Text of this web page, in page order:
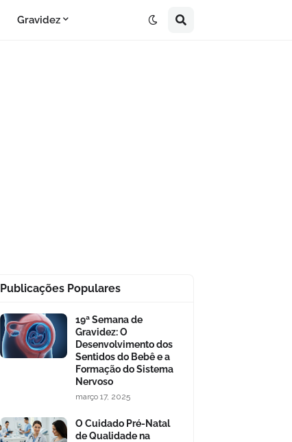
Gravidez
Publicações Populares
19ª Semana de
Gravidez: O
Desenvolvimento dos
Sentidos do Bebê e a
Formação do Sistema
Nervoso
março 17, 2025
O Cuidado Pré-Natal
de Qualidade na